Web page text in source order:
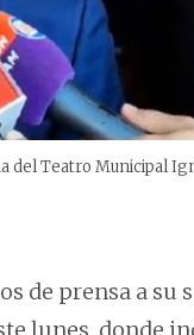
del Teatro Municipal
de prensa a su